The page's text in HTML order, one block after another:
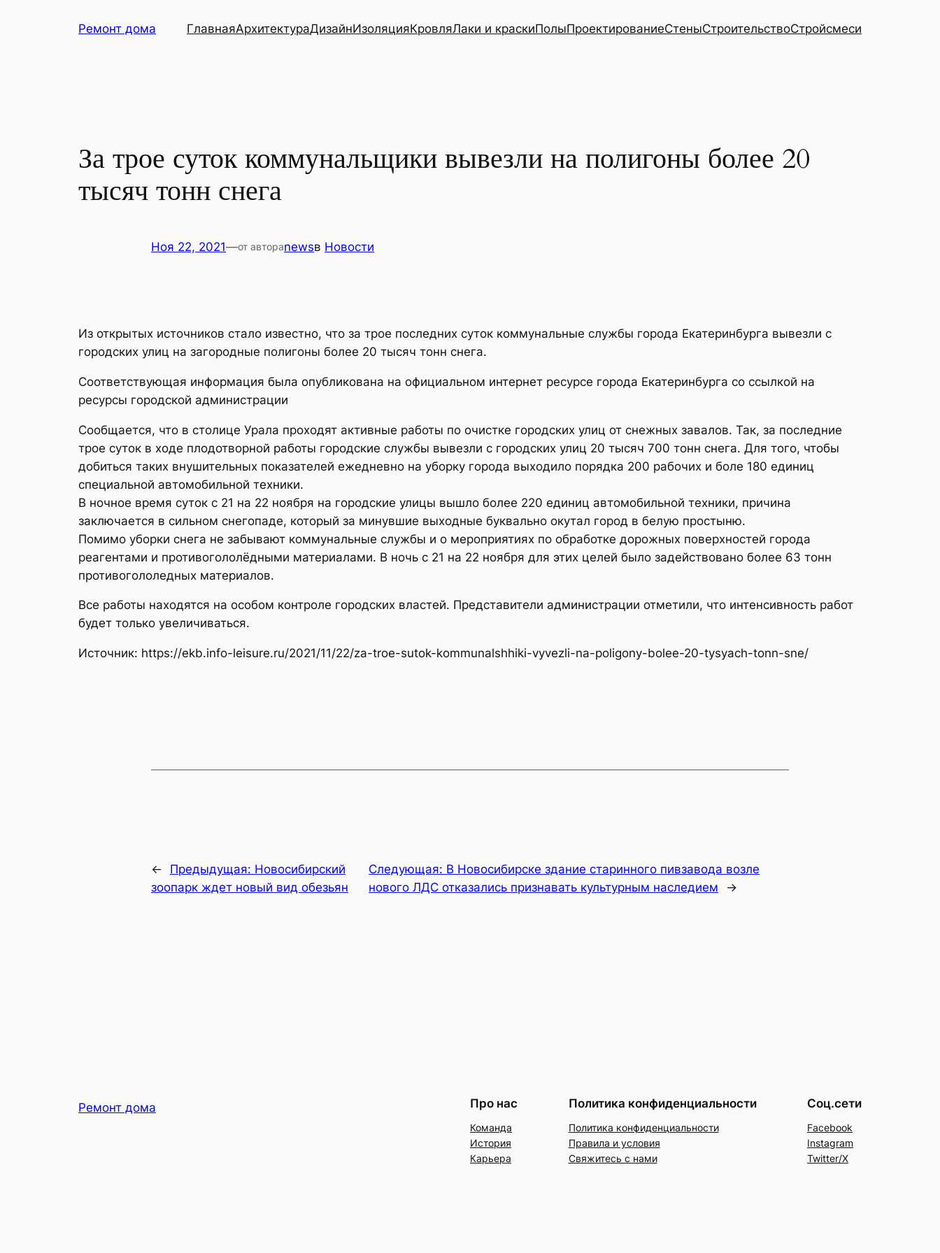
Ремонт дома ГлавнаяАрхитектураДизайнИзоляцияКровляЛаки и краскиПолыПроектированиеСтеныСтроительствоСтройсмеси
За трое суток коммунальщики вывезли на полигоны более 20
тысяч тонн снега
Ноя 22, 2021—от автораnewsв Новости
Из открытых источников стало известно, что за трое последних суток коммунальные службы города Екатеринбурга вывезли с
городских улиц на загородные полигоны более 20 тысяч тонн снега.
Соответствующая информация была опубликована на официальном интернет ресурсе города Екатеринбурга со ссылкой на
ресурсы городской администрации
Сообщается, что в столице Урала проходят активные работы по очистке городских улиц от снежных завалов. Так, за последние
трое суток в ходе плодотворной работы городские службы вывезли с городских улиц 20 тысяч 700 тонн снега. Для того, чтобы
добиться таких внушительных показателей ежедневно на уборку города выходило порядка 200 рабочих и боле 180 единиц
специальной автомобильной техники.
В ночное время суток с 21 на 22 ноября на городские улицы вышло более 220 единиц автомобильной техники, причина
заключается в сильном снегопаде, который за минувшие выходные буквально окутал город в белую простыню.
Помимо уборки снега не забывают коммунальные службы и о мероприятиях по обработке дорожных поверхностей города
реагентами и противогололёдными материалами. В ночь с 21 на 22 ноября для этих целей было задействовано более 63 тонн
противогололедных материалов.
Все работы находятся на особом контроле городских властей. Представители администрации отметили, что интенсивность работ
будет только увеличиваться.
Источник: https://ekb.info-leisure.ru/2021/11/22/za-troe-sutok-kommunalshhiki-vyvezli-na-poligony-bolee-20-tysyach-tonn-sne/
← Предыдущая: Новосибирский
зоопарк ждет новый вид обезьян
Следующая: В Новосибирске здание старинного пивзавода возле
нового ЛДС отказались признавать культурным наследием
→
Ремонт дома Про нас
Команда
История
Карьера
Политика конфиденциальности
Политика конфиденциальности
Правила и условия
Свяжитесь с нами
Соц.сети
Facebook
Instagram
Twitter/X